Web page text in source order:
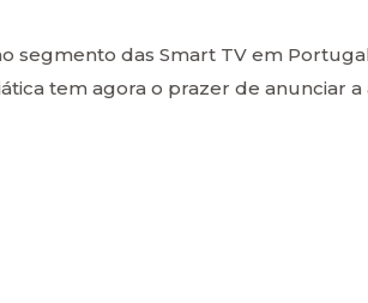
segmento das Smart TV em
tem agora o prazer de anunciar